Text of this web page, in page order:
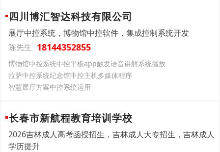
四川博汇智达科技有限公司
展厅中控系统，博物馆中控软件，集成控制系统开发
陈先生 18144352855
博物馆中控系统中控平板app触发语音讲解系统播放
拉萨中控系统纪念馆中控主机多媒体程序
智慧展厅方案中控系统运用
长春市新航程教育培训学校
2026吉林成人高考函授招生，吉林成人大专招生，吉林成人
学历提升